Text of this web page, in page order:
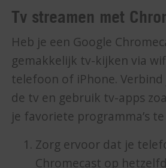
Tv streamen met
Heb je een Google
gemakkelijk tv-kijken via
telefoon of iPhone.
de tv en gebruik tv-apps
je favoriete programma’s
Zorg ervoor dat je
Chromecast op